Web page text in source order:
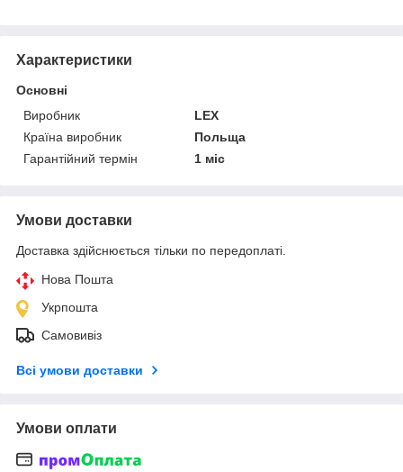
Характеристики
Основні
Виробник
LEX
Країна виробник
Польща
Гарантійний термін
1 міс
Умови доставки
Доставка здійснюється тільки по передоплаті.
Нова Пошта
Укрпошта
Самовивіз
Всі умови доставки
Умови оплати